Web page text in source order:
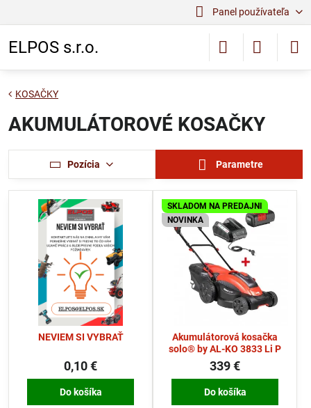
Panel používateľa
ELPOS s.r.o.
KOSAČKY
AKUMULÁTOROVÉ KOSAČKY
Pozícia Parametre
NEVIEM SI VYBRAŤ
0,10 €
Do košíka
SKLADOM NA PREDAJNI
NOVINKA
Akumulátorová kosačka
solo® by AL-KO 3833 Li P
339 €
Do košíka